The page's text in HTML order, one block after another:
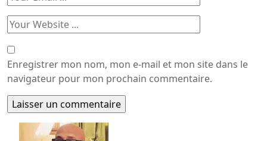
Enregistrer mon nom, mon e-mail et mon site dans le
navigateur pour mon prochain commentaire.